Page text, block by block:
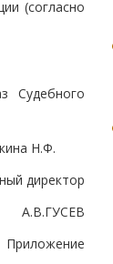
(согласно
Судебного
Н.Ф.
директор
А.В.ГУСЕВ
Приложение